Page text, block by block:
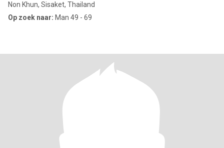
Non Khun, Sisaket, Thailand
Op zoek naar: Man 49 - 69